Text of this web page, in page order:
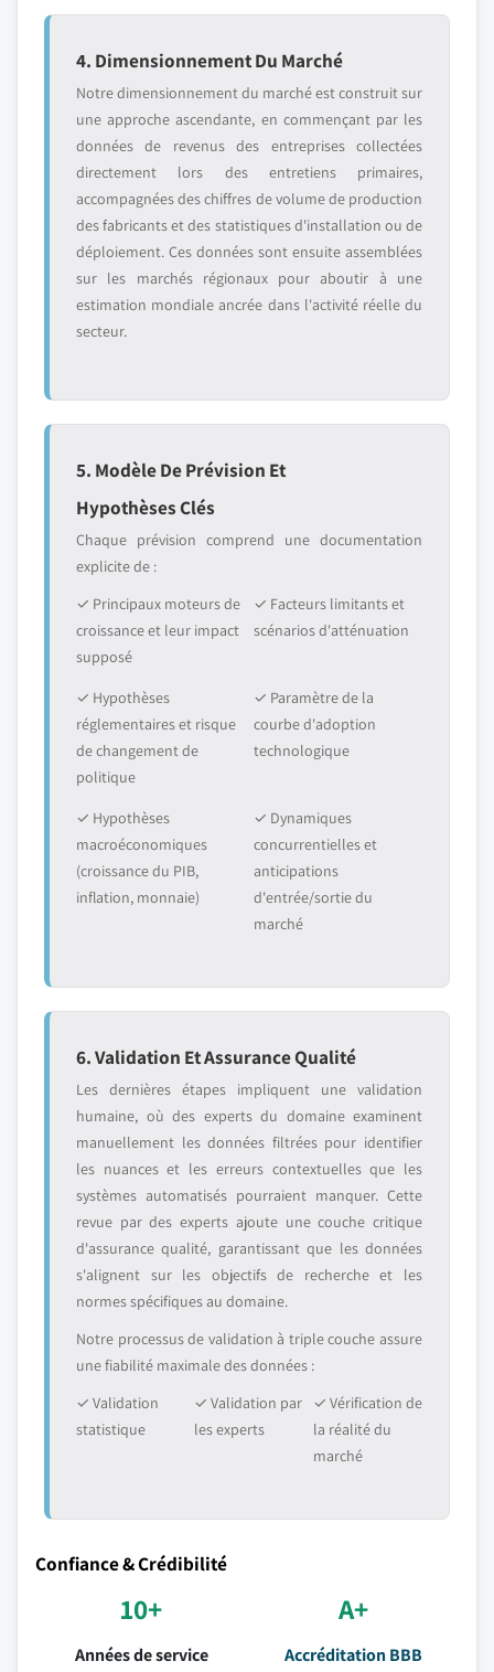
4. Dimensionnement Du Marché
Notre dimensionnement du marché est construit sur
une approche ascendante, en commençant par les
données de revenus des entreprises collectées
directement lors des entretiens primaires,
accompagnées des chiffres de volume de production
des fabricants et des statistiques d'installation ou de
déploiement. Ces données sont ensuite assemblées
sur les marchés régionaux pour aboutir à une
estimation mondiale ancrée dans l'activité réelle du
secteur.
5. Modèle De Prévision Et
Hypothèses Clés
Chaque prévision comprend une documentation
explicite de :
✓ Principaux moteurs de
croissance et leur impact
supposé
✓ Facteurs limitants et
scénarios d'atténuation
✓ Hypothèses
réglementaires et risque
de changement de
politique
✓ Paramètre de la
courbe d'adoption
technologique
✓ Hypothèses
macroéconomiques
(croissance du PIB,
inflation, monnaie)
✓ Dynamiques
concurrentielles et
anticipations
d'entrée/sortie du
marché
6. Validation Et Assurance Qualité
Les dernières étapes impliquent une validation
humaine, où des experts du domaine examinent
manuellement les données filtrées pour identifier
les nuances et les erreurs contextuelles que les
systèmes automatisés pourraient manquer. Cette
revue par des experts ajoute une couche critique
d'assurance qualité, garantissant que les données
s'alignent sur les objectifs de recherche et les
normes spécifiques au domaine.
Notre processus de validation à triple couche assure
une fiabilité maximale des données :
✓ Validation
statistique
✓ Validation par
les experts
✓ Vérification de
la réalité du
marché
Confiance & Crédibilité
10+
Années de service
A+
Accréditation BBB